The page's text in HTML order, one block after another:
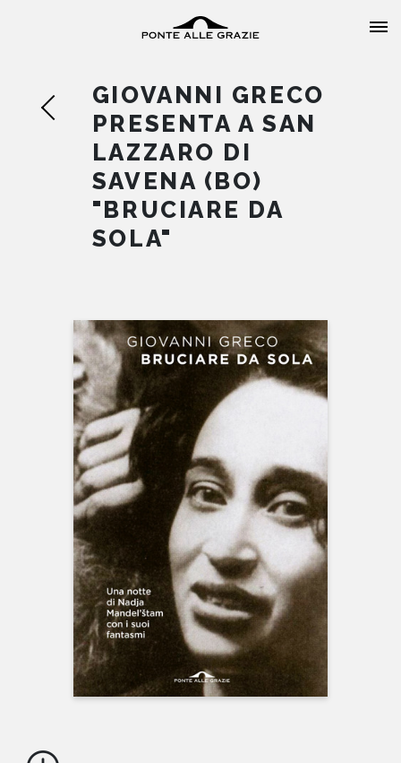
HOME
CHI SIAMO
AUTORI
EVENTI
NEWS
CONTATTI
GIOVANNI GRECO
PRESENTA A SAN
LAZZARO DI
SAVENA (BO)
"BRUCIARE DA
SOLA"